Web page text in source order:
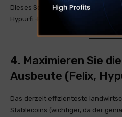
Dieses Setup verdient Hyperbeat-,
Hypurfi -Punkte. Sie bekommen
4. Maximieren Sie
Ausbeute (Felix,
Das derzeit effizienteste
Stablecoins (wichtiger, da der